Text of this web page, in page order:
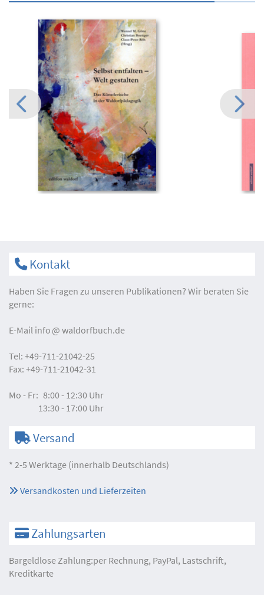
Kontakt
Haben Sie Fragen zu unseren Publikationen? Wir beraten Sie
gerne:
E-Mail info waldorfbuch.de
Tel: +49-711-21042-25
Fax: +49-711-21042-31
Mo - Fr: 8:00 - 12:30 Uhr
13:30 - 17:00 Uhr
Versand
* 2-5 Werktage (innerhalb Deutschlands)
Versandkosten und Lieferzeiten
Zahlungsarten
Bargeldlose Zahlung:per Rechnung, PayPal, Lastschrift,
Kreditkarte